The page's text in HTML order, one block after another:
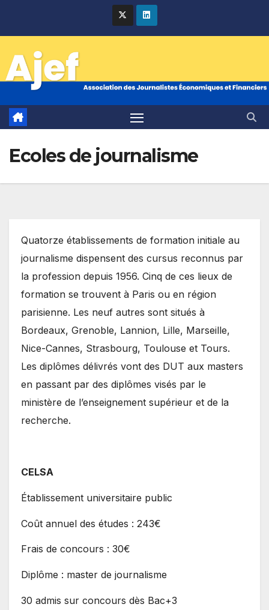
Ecoles de journalisme
Quatorze établissements de formation initiale au
journalisme dispensent des cursus reconnus par
la profession depuis 1956. Cinq de ces lieux de
formation se trouvent à Paris ou en région
parisienne. Les neuf autres sont situés à
Bordeaux, Grenoble, Lannion, Lille, Marseille,
Nice-Cannes, Strasbourg, Toulouse et Tours.
Les diplômes délivrés vont des DUT aux masters
en passant par des diplômes visés par le
ministère de l’enseignement supérieur et de la
recherche.
CELSA
Établissement universitaire public
Coût annuel des études : 243€
Frais de concours : 30€
Diplôme : master de journalisme
30 admis sur concours dès Bac+3